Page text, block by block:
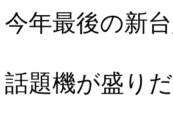
今年最後の新台
話題機が盛り